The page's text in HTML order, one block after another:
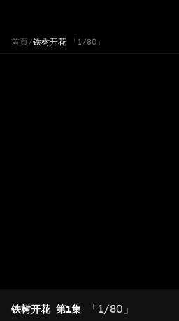
首頁/铁树开花 「1/80」
铁树开花 第1集
「1/80」